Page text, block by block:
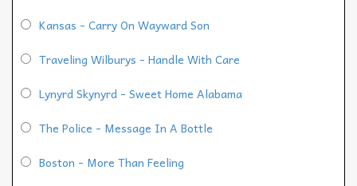
Kansas - Carry On Wayward Son
Traveling Wilburys - Handle With Care
Lynyrd Skynyrd - Sweet Home Alabama
The Police - Message In A Bottle
Boston - More Than Feeling